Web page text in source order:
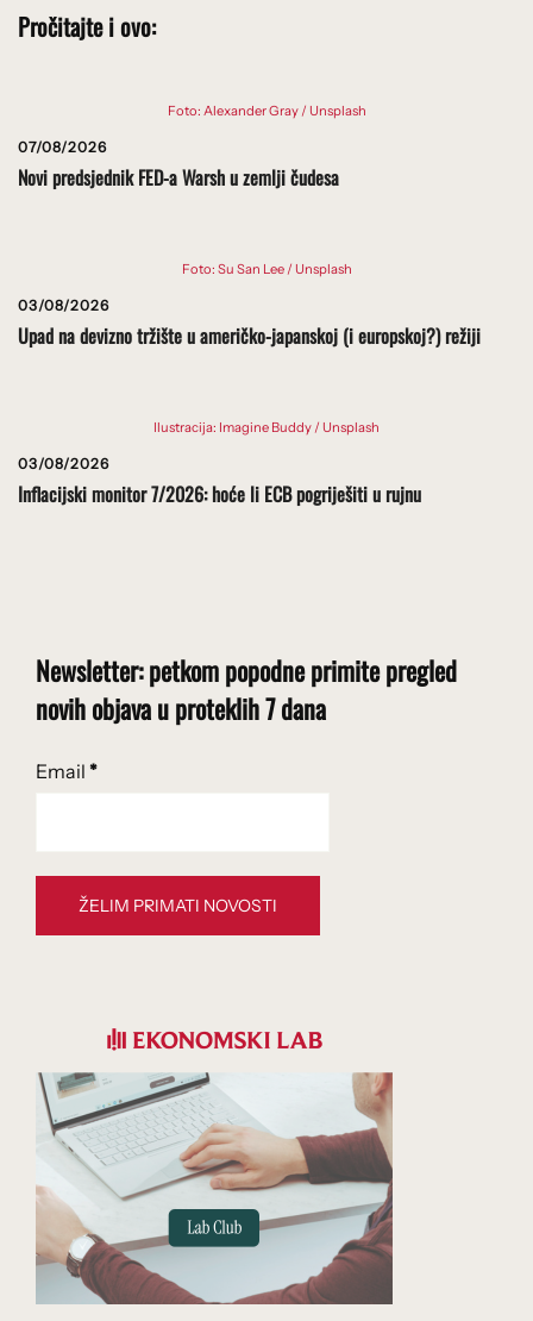
Pročitajte i ovo:
Foto: Alexander Gray / Unsplash
07/08/2026
Novi predsjednik FED-a Warsh u zemlji čudesa
Foto: Su San Lee / Unsplash
03/08/2026
Upad na devizno tržište u američko-japanskoj (i europskoj?) režiji
Ilustracija: Imagine Buddy / Unsplash
03/08/2026
Inflacijski monitor 7/2026: hoće li ECB pogriješiti u rujnu
Newsletter: petkom popodne primite pregled
novih objava u proteklih 7 dana
Email *